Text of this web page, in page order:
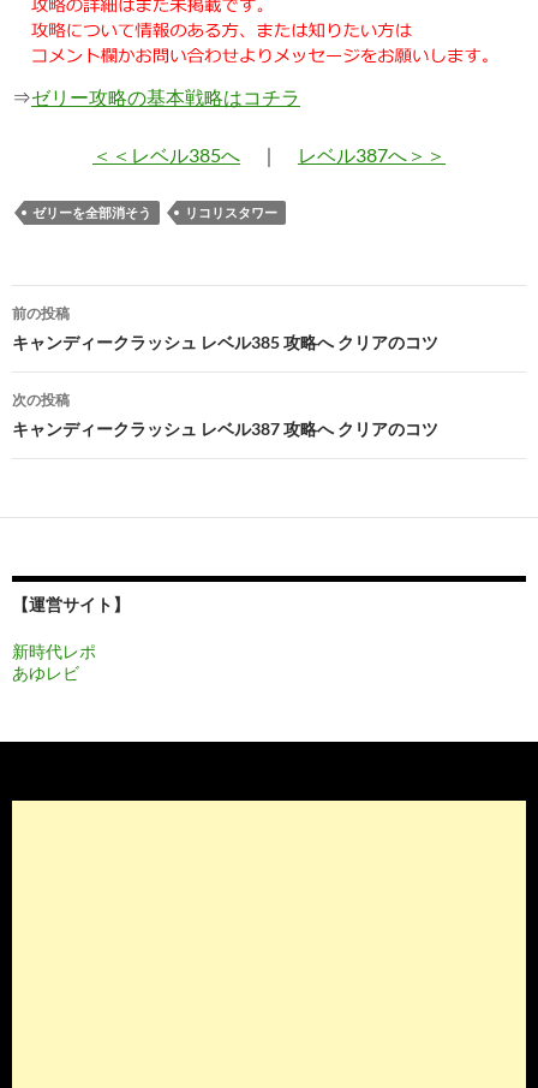
⇒ゼリー攻略の基本戦略はコチラ
＜＜レベル385へ ｜ レベル387へ＞＞
ゼリーを全部消そう リコリスタワー
投
稿
ナ
ビ
ゲ
ー
ョ
ン
前の投稿
キャンディークラッシュ レベル385 攻略へ クリアのコツ
次の投稿
キャンディークラッシュ レベル387 攻略へ クリアのコツ
【運営サイト】
新時代レポ
あゆレビ